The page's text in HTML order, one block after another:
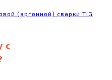
(аргонной) сварки TIG
с